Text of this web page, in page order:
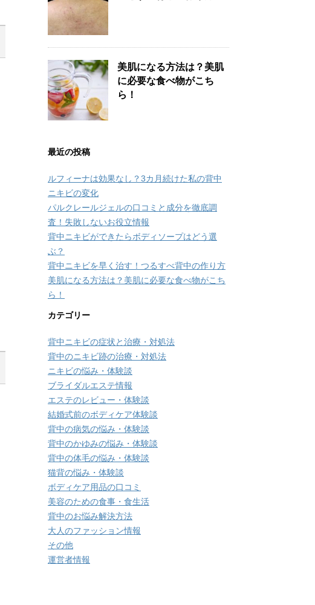
美肌になる方法は？美肌
に必要な食べ物がこち
ら！
最近の投稿
ルフィーナは効果なし？3カ月続けた私の背中
ニキビの変化
パルクレールジェルの口コミと成分を徹底調
査！失敗しないお役立情報
背中ニキビができたらボディソープはどう選
ぶ？
背中ニキビを早く治す！つるすべ背中の作り方
美肌になる方法は？美肌に必要な食べ物がこち
ら！
カテゴリー
背中ニキビの症状と治療・対処法
背中のニキビ跡の治療・対処法
ニキビの悩み・体験談
ブライダルエステ情報
エステのレビュー・体験談
結婚式前のボディケア体験談
背中の病気の悩み・体験談
背中のかゆみの悩み・体験談
背中の体毛の悩み・体験談
猫背の悩み・体験談
ボディケア用品の口コミ
美容のための食事・食生活
背中のお悩み解決方法
大人のファッション情報
その他
運営者情報